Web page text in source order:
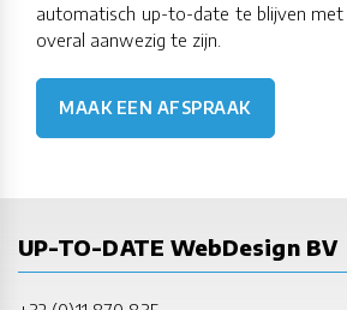
automatisch up-to-date te blijven met
overal aanwezig te zijn.
MAAK EEN AFSPRAAK
UP-TO-DATE WebDesign BV